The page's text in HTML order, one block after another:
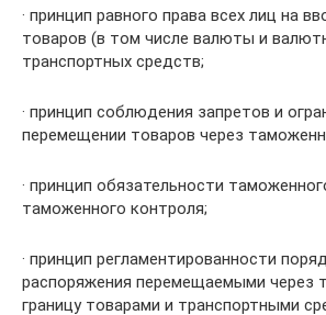
· принцип равного права всех лиц на
товаров (в том числе валюты и
транспортных средств;
· принцип соблюдения запретов и
перемещении товаров через
· принцип обязательности
таможенного контроля;
· принцип регламентированности
распоряжения перемещаемыми че­рез
границу товарами и транспортны­ми